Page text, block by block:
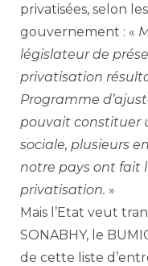
privatisées, selon
gouvernement : «
législateur de
privatisation
Programme
pouvait constituer
sociale, plusieurs
notre pays ont fait
privatisation. »
Mais l’Etat veut
SONABHY, le
de cette liste